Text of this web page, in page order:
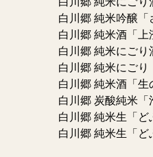
白川郷 純米吟醸「
白川郷 純米酒「上
白川郷 純米にごり
白川郷 純米にごり
白川郷 純米酒「生
白川郷 炭酸純米「
白川郷 純米生「ど
白川郷 純米生「ど